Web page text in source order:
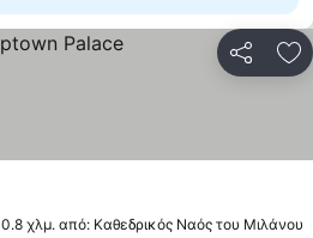
0.8 χλμ. από: Καθεδρικός Ναός του Μιλάνου